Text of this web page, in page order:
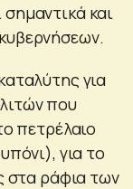
και
για
που
πετρέλαιο
για το
στα ράφια των